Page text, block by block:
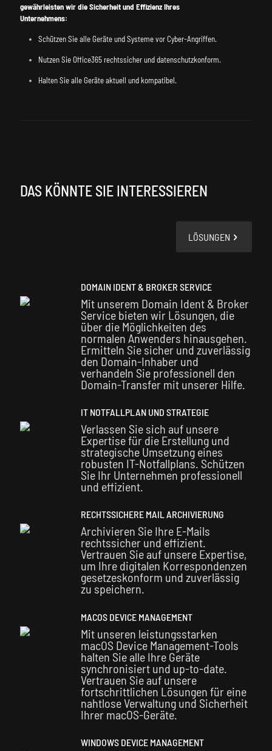
gewährleisten wir die Sicherheit und Effizienz Ihres
Unternehmens:
Schützen Sie alle Geräte und Systeme vor Cyber-Angriffen.
Nutzen Sie Office365 rechtssicher und datenschutzkonform.
Halten Sie alle Geräte aktuell und kompatibel.
DAS KÖNNTE SIE INTERESSIEREN
LÖSUNGEN
DOMAIN IDENT & BROKER SERVICE
Mit unserem Domain Ident & Broker
Service bieten wir Lösungen, die
über die Möglichkeiten des
normalen Anwenders hinausgehen.
Ermitteln Sie sicher und zuverlässig
den Domain-Inhaber und
verhandeln Sie professionell den
Domain-Transfer mit unserer Hilfe.
IT NOTFALLPLAN UND STRATEGIE
Verlassen Sie sich auf unsere
Expertise für die Erstellung und
strategische Umsetzung eines
robusten IT-Notfallplans. Schützen
Sie Ihr Unternehmen professionell
und effizient.
RECHTSSICHERE MAIL ARCHIVIERUNG
Archivieren Sie Ihre E-Mails
rechtssicher und effizient.
Vertrauen Sie auf unsere Expertise,
um Ihre digitalen Korrespondenzen
gesetzeskonform und zuverlässig
zu speichern.
MACOS DEVICE MANAGEMENT
Mit unseren leistungsstarken
macOS Device Management-Tools
halten Sie alle Ihre Geräte
synchronisiert und up-to-date.
Vertrauen Sie auf unsere
fortschrittlichen Lösungen für eine
nahtlose Verwaltung und Sicherheit
Ihrer macOS-Geräte.
WINDOWS DEVICE MANAGEMENT